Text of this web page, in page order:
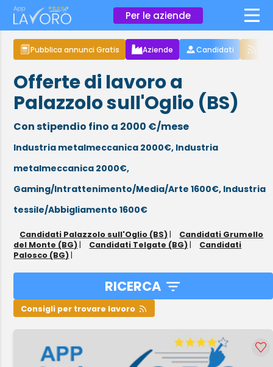
Per le aziende ×
Pubblica annunci Gratis Aziende Candidati
Offerte di lavoro a
Palazzolo sull'Oglio (BS)
Con stipendio fino a 2000 €/mese
Industria metalmeccanica 2000€, Industria
metalmeccanica 2000€,
Gaming/Intrattenimento/Media/Arte 1600€, Industria
tessile/Abbigliamento 1600€
Candidati Palazzolo sull'Oglio (BS) |
Candidati Grumello
del Monte (BG) | Candidati Telgate (BG) |
Candidati
Palosco (BG) |
RICERCA
Consigli per trovare lavoro